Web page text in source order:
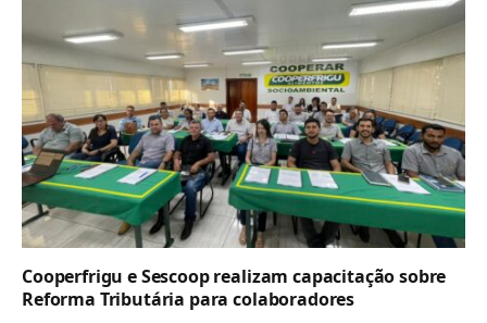
Cooperfrigu e Sescoop realizam capacitação sobre
Reforma Tributária para colaboradores